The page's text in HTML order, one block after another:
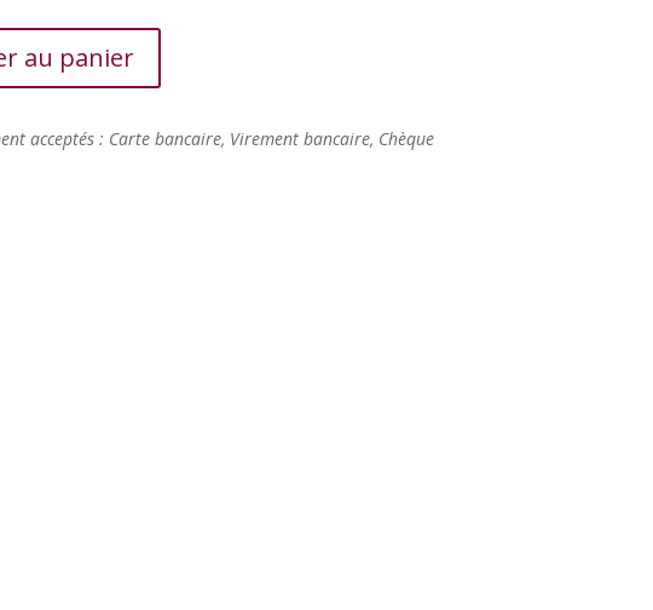
au panier
acceptés : Carte bancaire, Virement bancaire, Chèque